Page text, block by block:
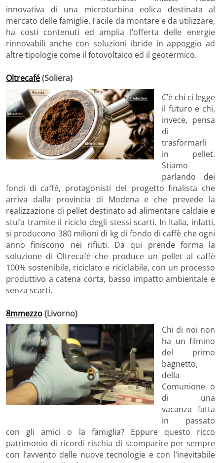
innovativa di una microturbina eolica destinata al
mercato delle famiglie. Facile da montare e da utilizzare,
ha costi contenuti ed amplia l’offerta delle energie
rinnovabili anche con soluzioni ibride in appoggio ad
altre tipologie come il fotovoltaico ed il geotermico.
Oltrecafé(Soliera)
C’è chi ci legge
il futuro e chi,
invece, pensa
di
trasformarli
in pellet.
Stiamo
parlando dei
fondi di caffè, protagonisti del progetto finalista che
arriva dalla provincia di Modena e che prevede la
realizzazione di pellet destinato ad alimentare caldaie e
stufa tramite il riciclo degli stessi scarti. In Italia, infatti,
si producono 380 milioni di kg di fondo di caffè che ogni
anno finiscono nei rifiuti. Da qui prende forma la
soluzione di Oltrecafé che produce un pellet al caffè
100% sostenibile, riciclato e riciclabile, con un processo
produttivo a catena corta, basso impatto ambientale e
senza scarti.
8mmezzo(Livorno)
Chi di noi non
ha un filmino
del primo
bagnetto,
della
Comunione o
di una
vacanza fatta
in passato
con gli amici o la famiglia? Eppure questo ricco
patrimonio di ricordi rischia di scomparire per sempre
con l’avvento delle nuove tecnologie e con l’inevitabile